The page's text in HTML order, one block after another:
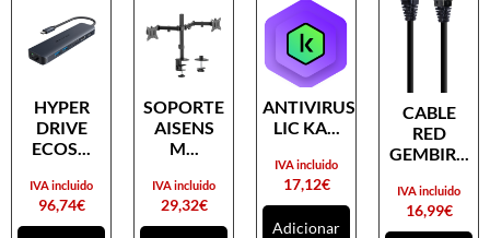
HYPER
DRIVE
ECOS...
96,74€
IVA incluido
SOPORTE
AISENS
M...
29,32€
IVA incluido
ANTIVIRUS
LIC KA...
17,12€
IVA incluido
Adicionar
CABLE
RED
GEMBIR...
16,99€
IVA incluido